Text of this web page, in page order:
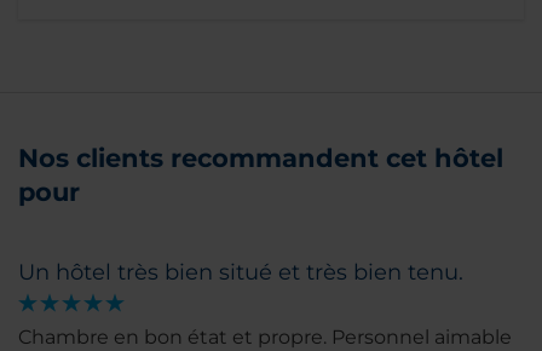
Nos clients recommandent cet hôtel
pour
Un hôtel très bien situé et très bien tenu.
Chambre en bon état et propre. Personnel aimable